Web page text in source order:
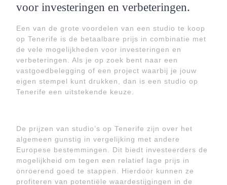
voor investeringen en verbeteringen.
Een van de grote voordelen van een studio te koop
op Tenerife is de betaalbare prijs in combinatie met
de vele mogelijkheden voor investeringen en
verbeteringen. Als je op zoek bent naar een
vastgoedbelegging of een project waarbij je jouw
eigen stempel kunt drukken, dan is een studio op
Tenerife een uitstekende keuze.
De prijzen van studio’s op Tenerife zijn over het
algemeen gunstig in vergelijking met andere
Europese bestemmingen. Dit biedt investeerders de
mogelijkheid om tegen een relatief lage prijs in
onroerend goed te stappen. Hierdoor kunnen ze
profiteren van potentiële waardestijgingen in de